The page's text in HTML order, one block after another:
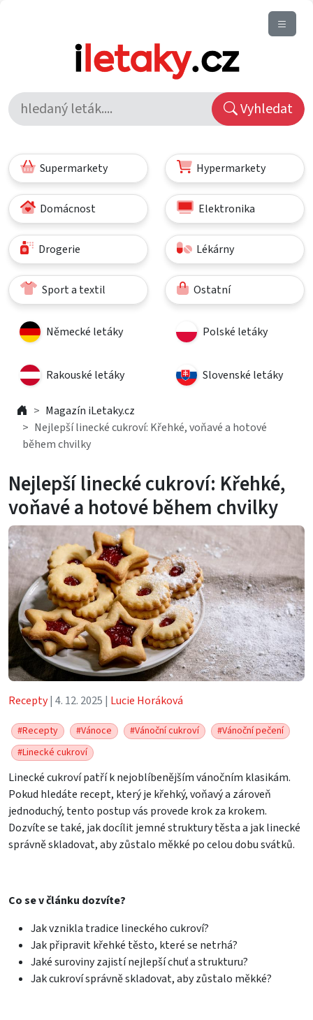
Vyhledat
Supermarkety Hypermarkety
Domácnost Elektronika
Drogerie Lékárny
Sport a textil Ostatní
Německé letáky Polské letáky
Rakouské letáky Slovenské letáky
Magazín iLetaky.cz
Nejlepší linecké cukroví: Křehké, voňavé a hotové
během chvilky
Nejlepší linecké cukroví: Křehké,
voňavé a hotové během chvilky
Recepty| 4. 12. 2025 | Lucie Horáková
#Recepty #Vánoce #Vánoční cukroví
#Vánoční pečení
#Linecké cukroví
Linecké cukroví patří k nejoblíbenějším vánočním klasikám.
Pokud hledáte recept, který je křehký, voňavý a zároveň
jednoduchý, tento postup vás provede krok za krokem.
Dozvíte se také, jak docílit jemné struktury těsta a jak linecké
správně skladovat, aby zůstalo měkké po celou dobu svátků.
Co se v článku dozvíte?
Jak vznikla tradice lineckého cukroví?
Jak připravit křehké těsto, které se netrhá?
Jaké suroviny zajistí nejlepší chuť a strukturu?
Jak cukroví správně skladovat, aby zůstalo měkké?